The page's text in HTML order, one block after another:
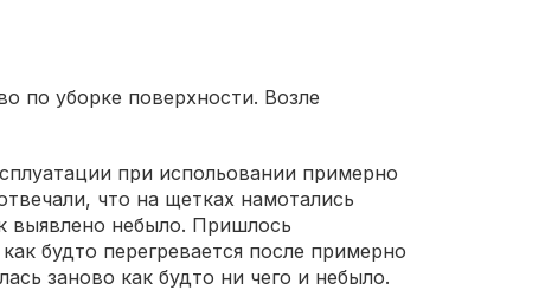
по уборке поверхности. Возле
при испольовании примерно
что на щетках намотались
выявлено небыло. Пришлось
будто перегревается после примерно
заново как будто ни чего и небыло.